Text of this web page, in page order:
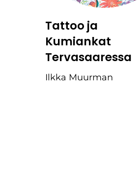
Tattoo ja
Kumiankat
Tervasaaressa
Ilkka Muurman